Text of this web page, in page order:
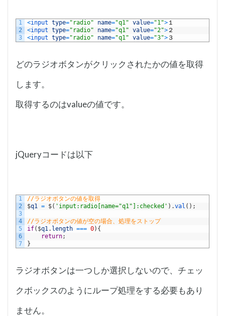
1
2
3
<input type="radio" name="q1" value="1"> １
<input type="radio" name="q1" value="2"> ２
<input type="radio" name="q1" value="3"> ３
どのラジオボタンがクリックされたかの値を取得
します。
取得するのはvalueの値です。
jQueryコードは以下
1
2
3
4
5
6
7
//ラジオボタンの値を取得
$q1 = $( 'input:radio[name="q1"]:checked' ) .val ( ) ;
//ラジオボタンの値が空の場合、処理をストップ
if( $q1. length === 0) {
return;
}
ラジオボタンは一つしか選択しないので、チェッ
クボックスのようにループ処理をする必要もあり
ません。